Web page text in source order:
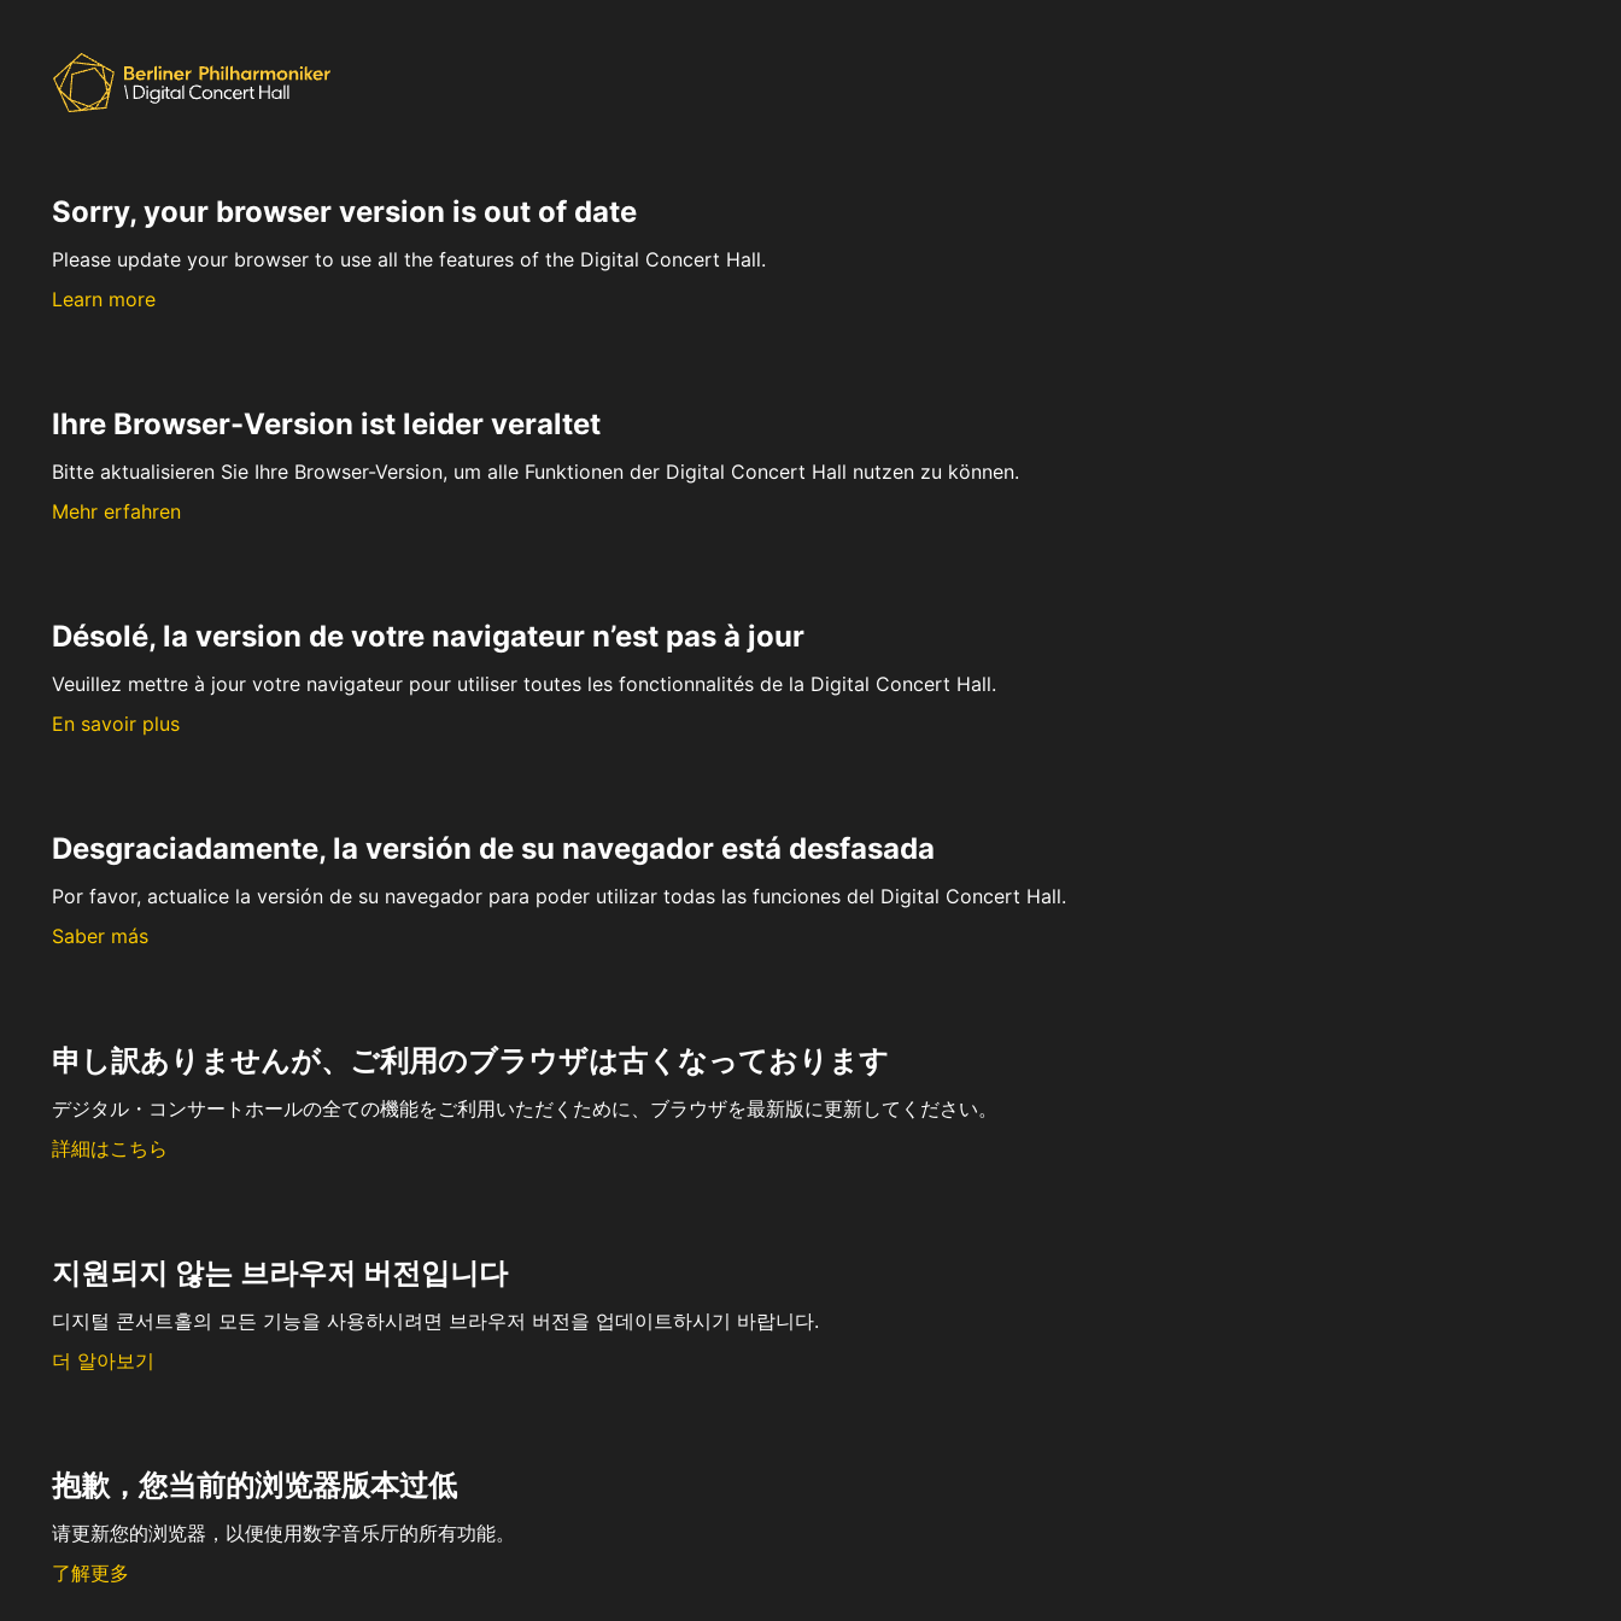
Sorry, your browser version is out of date
Please update your browser to use all the features of the Digital Concert Hall.
Learn more
Ihre Browser-Version ist leider veraltet
Bitte aktualisieren Sie Ihre Browser-Version, um alle Funktionen der Digital Concert Hall nutzen zu können.
Mehr erfahren
Désolé, la version de votre navigateur n’est pas à jour
Veuillez mettre à jour votre navigateur pour utiliser toutes les fonctionnalités de la Digital Concert Hall.
En savoir plus
Desgraciadamente, la versión de su navegador está desfasada
Por favor, actualice la versión de su navegador para poder utilizar todas las funciones del Digital Concert Hall.
Saber más
申し訳ありませんが、ご利用のブラウザは古くなっております
デジタル・コンサートホールの全ての機能をご利用いただくために、ブラウザを最新版に更新してください。
詳細はこちら
지원되지 않는 브라우저 버전입니다
디지털 콘서트홀의 모든 기능을 사용하시려면 브라우저 버전을 업데이트하시기 바랍니다.
더 알아보기
抱歉，您当前的浏览器版本过低
请更新您的浏览器，以便使用数字音乐厅的所有功能。
了解更多